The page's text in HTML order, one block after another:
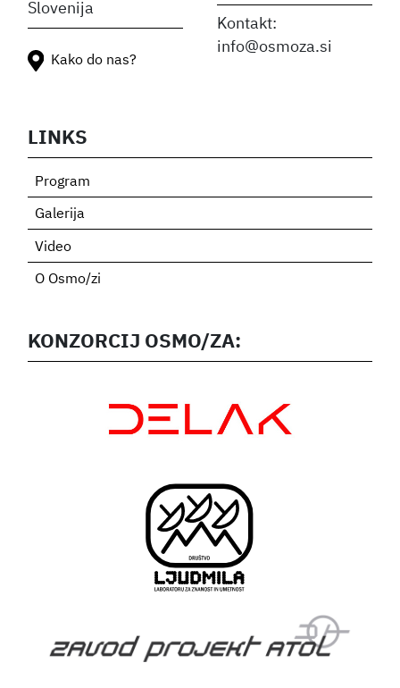
Slovenija
Kontakt:
info@osmoza.si
LINKS
Program
Galerija
Video
O Osmo/zi
KONZORCIJ OSMO/ZA:
Kako do nas?